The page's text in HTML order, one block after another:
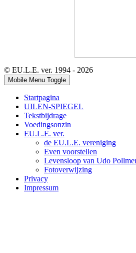
© EU.L.E. ver. 1994 - 2026
Mobile Menu Toggle
Startpagina
UILEN-SPIEGEL
Tekstbijdrage
Voedingsonzin
EU.L.E. ver.
de EU.L.E. vereniging
Even voorstellen
Levensloop van Udo
Fotoverwijzing
Privacy
Impressum